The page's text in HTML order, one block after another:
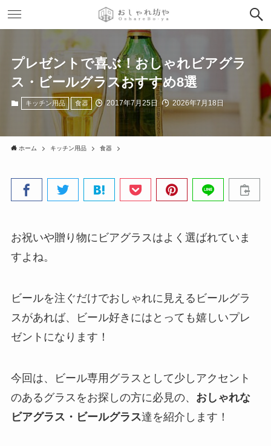
プレゼントで喜ぶ！おしゃれビアグラ
ス・ビールグラスおすすめ8選
キッチン用品 食器 2017年7月25日 2026年7月18日
ホーム キッチン用品 食器
お祝いや贈り物にビアグラスはよく選ばれていま
すよね。
ビールを注ぐだけでおしゃれに見えるビールグラ
スがあれば、ビール好きにはとっても嬉しいプレ
ゼントになります！
今回は、ビール専用グラスとして少しアクセント
のあるグラスをお探しの方に必見の、 おしゃれな
ビアグラス・ビールグラス達を紹介します！